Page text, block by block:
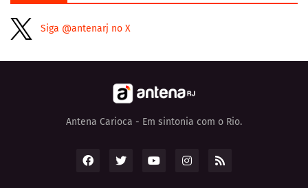
Siga @antenarj no X
Antena Carioca - Em sintonia com o Rio.